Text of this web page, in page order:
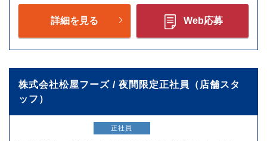
詳細を見る Web応募
株式会社松屋フーズ / 夜間限定正社員（店舗スタ
ッフ）
正社員